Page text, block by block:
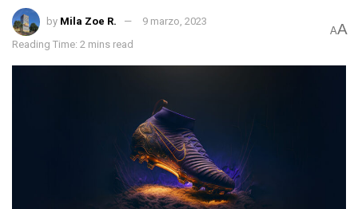
by Mila Zoe R.
9 marzo, 2023
Reading Time: 2 mins read
AA